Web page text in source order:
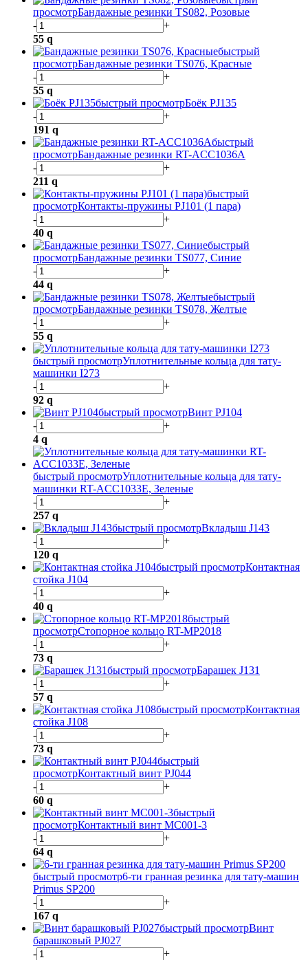
просмотрБандажные резинки TS082, Розовые
-
+
55 q
быстрый
просмотрБандажные резинки TS076, Красные
-
+
55 q
быстрый просмотрБоёк PJ135
-
+
191 q
быстрый
просмотрБандажные резинки RT-ACC1036A
-
+
211 q
быстрый
просмотрКонтакты-пружины PJ101 (1 пара)
-
+
40 q
быстрый
просмотрБандажные резинки TS077, Синие
-
+
44 q
быстрый
просмотрБандажные резинки TS078, Желтые
-
+
55 q
быстрый просмотрУплотнительные кольца для тату-
машинки I273
-
+
92 q
быстрый просмотрВинт PJ104
-
+
4 q
быстрый просмотрУплотнительные кольца для тату-
машинки RT-ACC1033E, Зеленые
-
+
257 q
быстрый просмотрВкладыш J143
-
+
120 q
быстрый просмотрКонтактная
стойка J104
-
+
40 q
быстрый
просмотрСтопорное кольцо RT-MP2018
-
+
73 q
быстрый просмотрБарашек J131
-
+
57 q
быстрый просмотрКонтактная
стойка J108
-
+
73 q
быстрый
просмотрКонтактный винт PJ044
-
+
60 q
быстрый
просмотрКонтактный винт MC001-3
-
+
64 q
быстрый просмотр6-ти гранная резинка для тату-машин
Primus SP200
-
+
167 q
быстрый просмотрВинт
барашковый PJ027
-
+